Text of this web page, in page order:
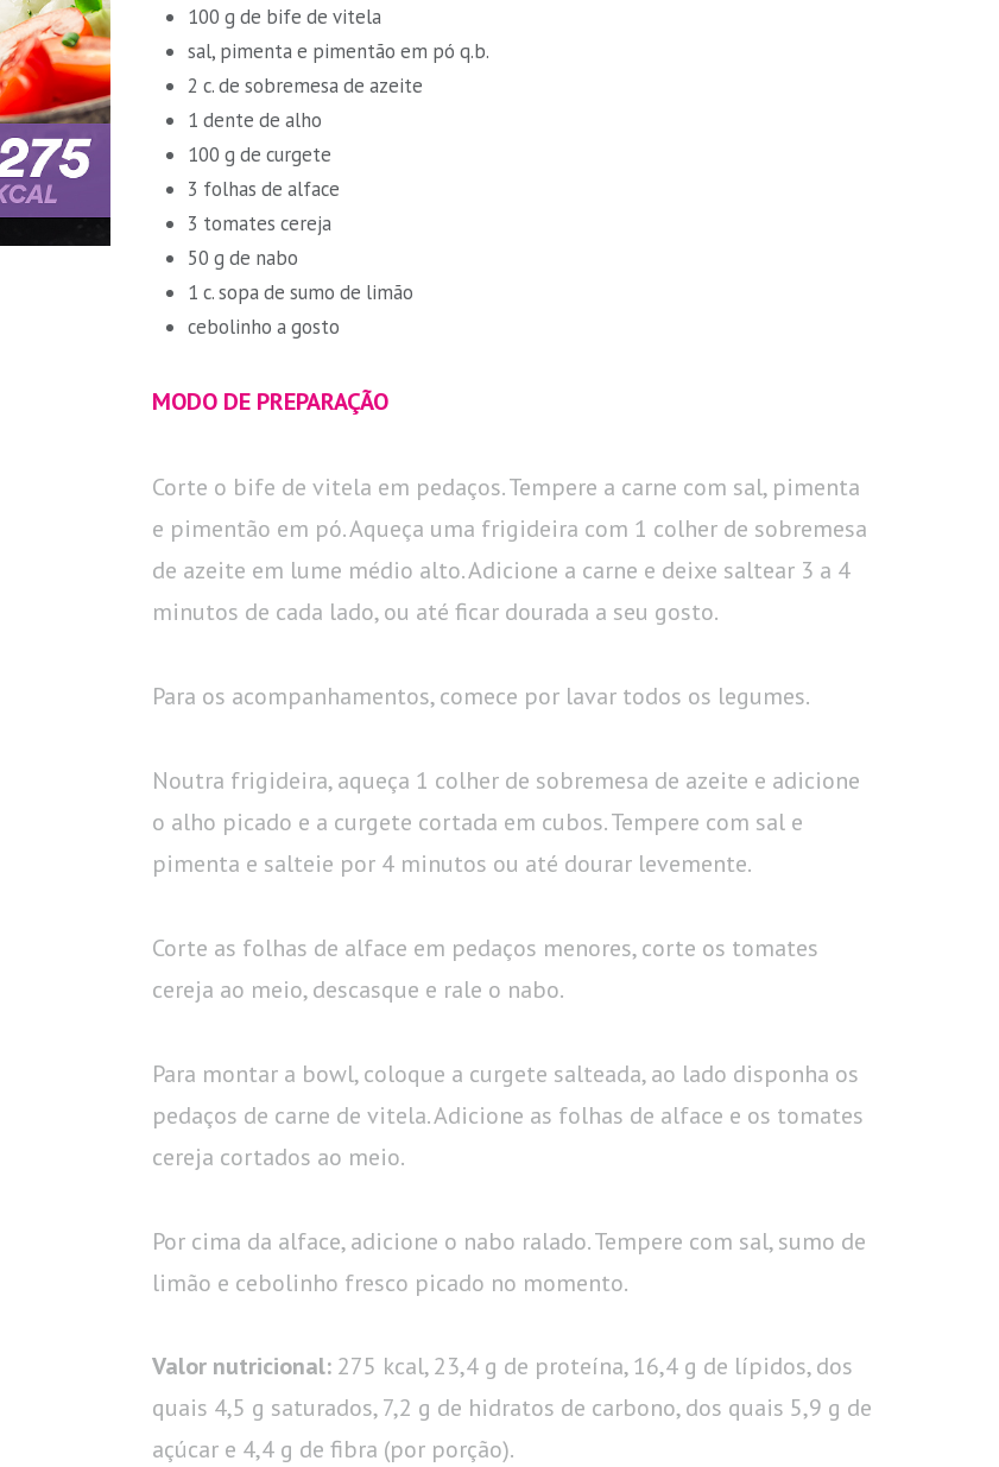
100 g de bife de vitela
sal, pimenta e pimentão em pó q.b.
2 c. de sobremesa de azeite
1 dente de alho
100 g de curgete
3 folhas de alface
3 tomates cereja
50 g de nabo
1 c. sopa de sumo de limão
cebolinho a gosto
MODO DE PREPARAÇÃO
Corte o bife de vitela em pedaços. Tempere a carne com sal, pimenta
e pimentão em pó. Aqueça uma frigideira com 1 colher de sobremesa
de azeite em lume médio alto. Adicione a carne e deixe saltear 3 a 4
minutos de cada lado, ou até ficar dourada a seu gosto.
Para os acompanhamentos, comece por lavar todos os legumes.
Noutra frigideira, aqueça 1 colher de sobremesa de azeite e adicione
o alho picado e a curgete cortada em cubos. Tempere com sal e
pimenta e salteie por 4 minutos ou até dourar levemente.
Corte as folhas de alface em pedaços menores, corte os tomates
cereja ao meio, descasque e rale o nabo.
Para montar a bowl, coloque a curgete salteada, ao lado disponha os
pedaços de carne de vitela. Adicione as folhas de alface e os tomates
cereja cortados ao meio.
Por cima da alface, adicione o nabo ralado. Tempere com sal, sumo de
limão e cebolinho fresco picado no momento.
Valor nutricional: 275 kcal, 23,4 g de proteína, 16,4 g de lípidos, dos
quais 4,5 g saturados, 7,2 g de hidratos de carbono, dos quais 5,9 g de
açúcar e 4,4 g de fibra (por porção).